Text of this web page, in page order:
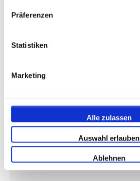
Präferenzen
Statistiken
Marketing
Alle zulassen
Auswahl erlauben
Ablehnen
Borussia
Pakete anzeigen